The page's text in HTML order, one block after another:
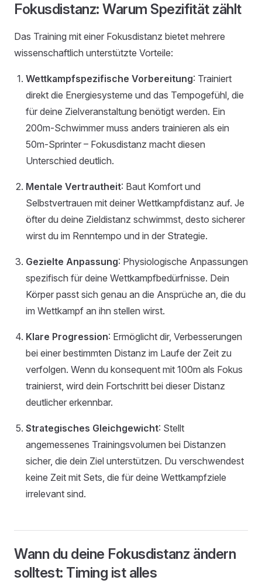
Fokusdistanz: Warum Spezifität zählt
Das Training mit einer Fokusdistanz bietet mehrere
wissenschaftlich unterstützte Vorteile:
Wettkampfspezifische Vorbereitung: Trainiert
direkt die Energiesysteme und das Tempogefühl, die
für deine Zielveranstaltung benötigt werden. Ein
200m-Schwimmer muss anders trainieren als ein
50m-Sprinter – Fokusdistanz macht diesen
Unterschied deutlich.
Mentale Vertrautheit: Baut Komfort und
Selbstvertrauen mit deiner Wettkampfdistanz auf. Je
öfter du deine Zieldistanz schwimmst, desto sicherer
wirst du im Renntempo und in der Strategie.
Gezielte Anpassung: Physiologische Anpassungen
spezifisch für deine Wettkampfbedürfnisse. Dein
Körper passt sich genau an die Ansprüche an, die du
im Wettkampf an ihn stellen wirst.
Klare Progression: Ermöglicht dir, Verbesserungen
bei einer bestimmten Distanz im Laufe der Zeit zu
verfolgen. Wenn du konsequent mit 100m als Fokus
trainierst, wird dein Fortschritt bei dieser Distanz
deutlicher erkennbar.
Strategisches Gleichgewicht: Stellt
angemessenes Trainingsvolumen bei Distanzen
sicher, die dein Ziel unterstützen. Du verschwendest
keine Zeit mit Sets, die für deine Wettkampfziele
irrelevant sind.
Wann du deine Fokusdistanz ändern
solltest: Timing ist alles